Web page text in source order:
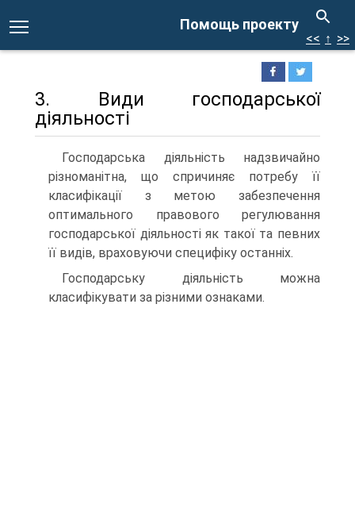
Помощь проекту
<< ↑ >>
3. Види господарської
діяльності
Господарська діяльність надзвичайно
різноманітна, що спричиняє потребу її
класифікації з метою забезпечення
оптимального правового регулювання
господарської діяльності як такої та певних
її видів, враховуючи специфіку останніх.
Господарську діяльність можна
класифікувати за різними ознаками.